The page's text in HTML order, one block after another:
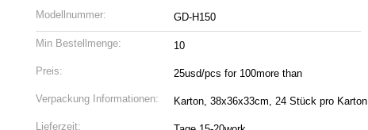
Modellnummer: GD-H150
Min Bestellmenge: 10
Preis: 25usd/pcs for 100more than
Verpackung Informationen: Karton, 38x36x33cm, 24 Stück pro Karton
Lieferzeit: